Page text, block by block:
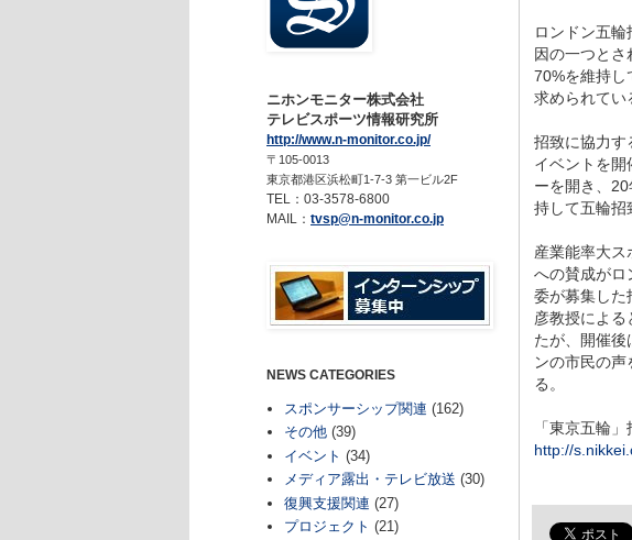
ロンドン五
因の一つと
70%を維持し
求められてい
招致に協力す
イベントを
ーを開き、
持して五輪招
産業能率大
への賛成がロ
委が募集した
彦教授によ
たが、開催
ンの市民の
る。
「東京五輪
http://
ニホンモニター株式会社
テレビスポーツ情報研究所
http://www.n-monitor.co.jp/
〒105-0013
東京都港区浜松町1-7-3 第一ビル2F
TEL：03-3578-6800
MAIL： tvsp@n-monitor.co.jp
NEWS CATEGORIES
スポンサーシップ関連 (162)
その他 (39)
イベント (34)
メディア露出・テレビ放送 (30)
復興支援関連 (27)
プロジェクト (21)